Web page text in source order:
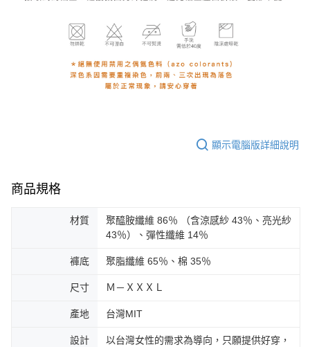
顯示電腦版詳細說明
商品規格
材質
聚醯胺纖維 86％ （含涼感紗 43％、亮光紗
43％）、彈性纖維 14％
褲底 聚脂纖維 65％、棉 35％
尺寸 Ｍ－ＸＸＸＬ
產地 台灣MIT
設計
以台灣女性的需求為導向，只願提供好穿，